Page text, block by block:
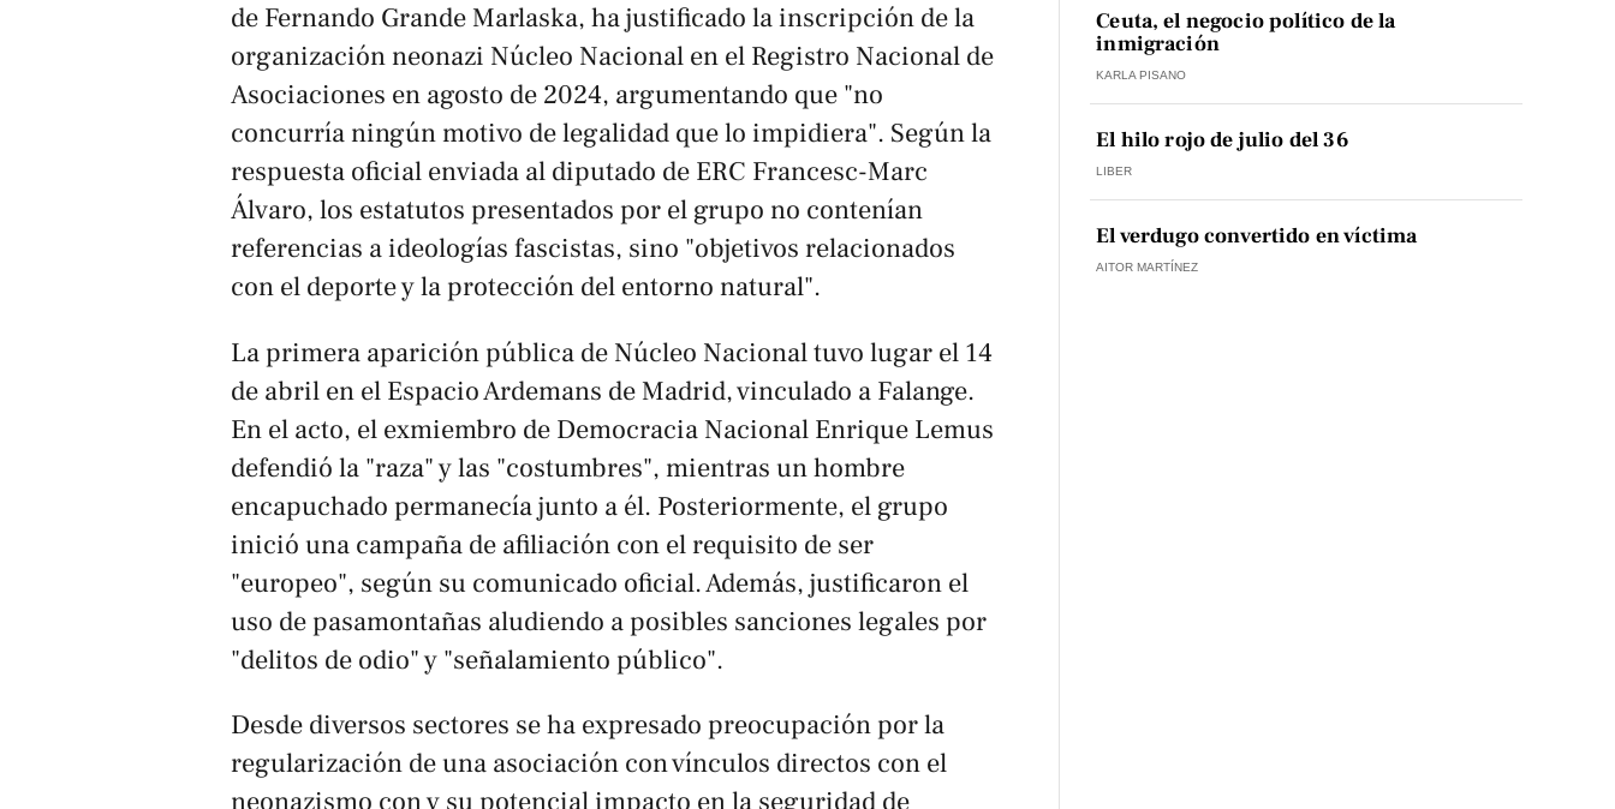
de Fernando Grande Marlaska, ha justificado la inscripción de la
organización neonazi Núcleo Nacional en el Registro Nacional de
Asociaciones en agosto de 2024, argumentando que "no
concurría ningún motivo de legalidad que lo impidiera". Según la
respuesta oficial enviada al diputado de ERC Francesc-Marc
Álvaro, los estatutos presentados por el grupo no contenían
referencias a ideologías fascistas, sino "objetivos relacionados
con el deporte y la protección del entorno natural".
La primera aparición pública de Núcleo Nacional tuvo lugar el 14
de abril en el Espacio Ardemans de Madrid, vinculado a Falange.
En el acto, el exmiembro de Democracia Nacional Enrique Lemus
defendió la "raza" y las "costumbres", mientras un hombre
encapuchado permanecía junto a él. Posteriormente, el grupo
inició una campaña de afiliación con el requisito de ser
"europeo", según su comunicado oficial. Además, justificaron el
uso de pasamontañas aludiendo a posibles sanciones legales por
"delitos de odio" y "señalamiento público".
Desde diversos sectores se ha expresado preocupación por la
regularización de una asociación con vínculos directos con el
neonazismo con y su potencial impacto en la seguridad de
Ceuta, el negocio político de la
inmigración
KARLA PISANO
El hilo rojo de julio del 36
LIBER
El verdugo convertido en víctima
AITOR MARTÍNEZ